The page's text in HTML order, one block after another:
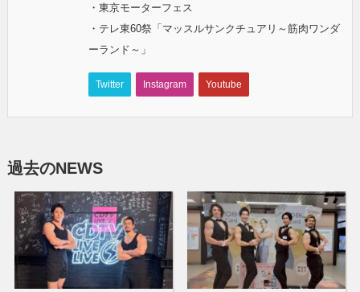
・東京モーターフェス
・テレ東60祭「マッスルサンクチュアリ～筋肉ワンダ
ーランド～」
Twitter Instagram Youtube
過去のNEWS